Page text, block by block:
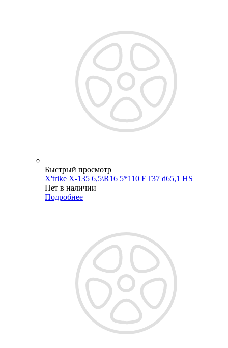
Быстрый просмотр
X'trike X-135 6,5\R16 5*110 ET37 d65,1 HS
Нет в наличии
Подробнее